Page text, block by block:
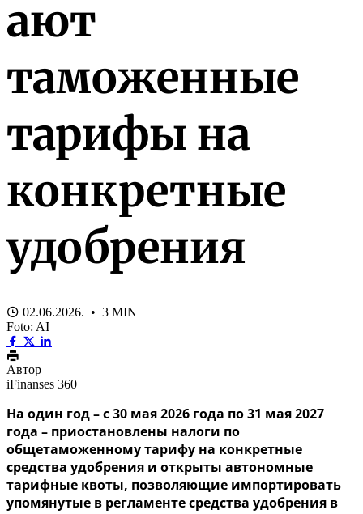
ают
таможенные
тарифы на
конкретные
удобрения
02.06.2026. • 3 MIN
Foto: AI
Автор
iFinanses 360
На один год – с 30 мая 2026 года по 31 мая 2027
года – приостановлены налоги по
общетаможенному тарифу на конкретные
средства удобрения и открыты автономные
тарифные квоты, позволяющие импортировать
упомянутые в регламенте средства удобрения в